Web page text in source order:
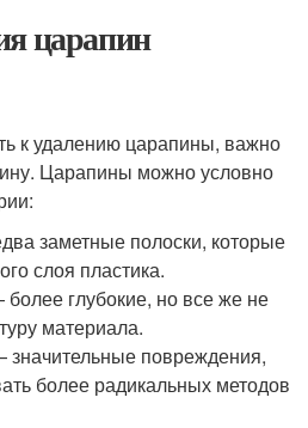
царапин
к удалению царапины, важно
Царапины можно условно
заметные полоски, которые
слоя пластика.
глубокие, но все же не
материала.
повреждения,
более радикальных методов